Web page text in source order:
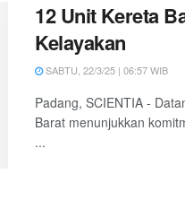
12 Unit Kereta
Kelayakan
SABTU, 22/3/25 | 06:57 WIB
Padang, SCIENTIA -
Barat menunjukkan
...